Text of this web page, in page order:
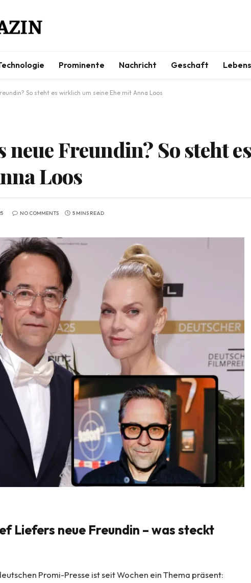
Prominente Nachricht Geschaft
So steht es wirklich um seine Ehe mit Anna Loos
neue Freundin? So steht
Loos
NO COMMENTS 5 MINS READ
Liefers neue Freundin – was steckt
Promi-Presse ist seit Wochen ein Thema präsent: